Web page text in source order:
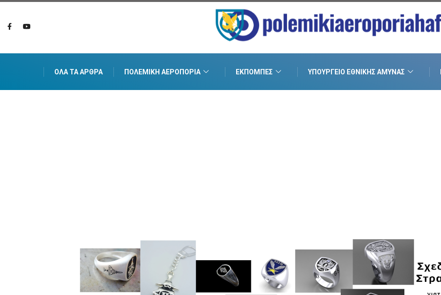
ΌΛΑ ΤΑ ΆΡΘΡΑ ΠΟΛΕΜΙΚΉ ΑΕΡΟΠΟΡΊΑ ΕΚΠΟΜΠΈΣ ΥΠΟΥΡΓΕΊΟ ΕΘΝΙΚΉΣ ΆΜΥΝΑΣ